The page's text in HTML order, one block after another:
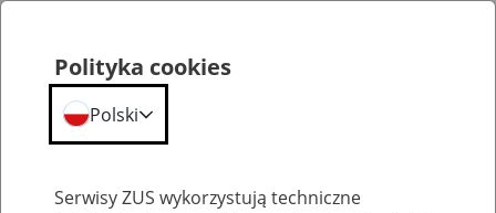
Polityka cookies
Polski
Serwisy ZUS wykorzystują techniczne